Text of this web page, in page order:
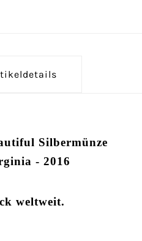
Silbermünze
- 2016
weltweit.